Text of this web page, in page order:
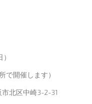
開催します）
北区中崎3-2-31